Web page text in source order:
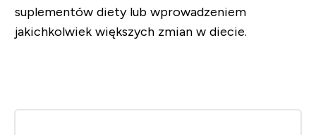
suplementów diety lub wprowadzeniem
jakichkolwiek większych zmian w diecie.